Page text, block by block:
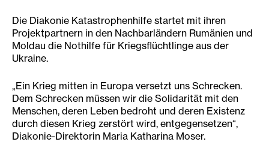
Die Diakonie Katastrophenhilfe startet mit ihren
Projektpartnern in den Nachbarländern Rumänien und
Moldau die Nothilfe für Kriegsflüchtlinge aus der
Ukraine.
„Ein Krieg mitten in Europa versetzt uns Schrecken.
Dem Schrecken müssen wir die Solidarität mit den
Menschen, deren Leben bedroht und deren Existenz
durch diesen Krieg zerstört wird, entgegensetzen“,
Diakonie-Direktorin Maria Katharina Moser.